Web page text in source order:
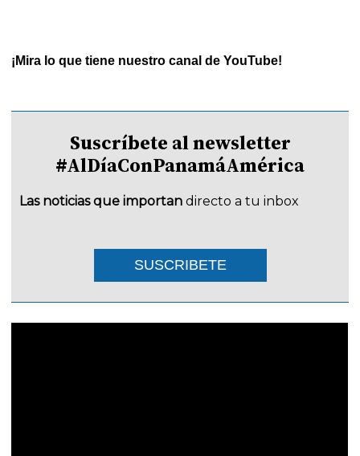
¡Mira lo que tiene nuestro canal de YouTube!
Suscríbete al newsletter
#AlDíaConPanamáAmérica
Las noticias que importan directo a tu inbox
SUSCRIBETE